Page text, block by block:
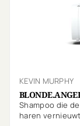
KEVIN MURPHY
Shampoo die
haren